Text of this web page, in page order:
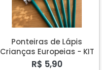
Ponteiras de Lápis
Crianças Europeias - KIT
COM 6 Casais
R$ 5,90